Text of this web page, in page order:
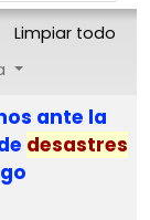
Limpiar todo
ante la
desastres